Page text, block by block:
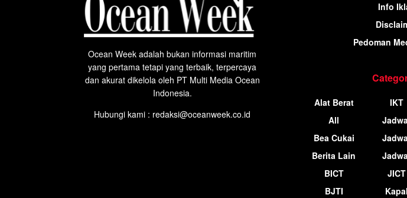
Ocean Week adalah bukan informasi maritim
yang pertama tetapi yang terbaik, terpercaya
dan akurat dikelola oleh PT Multi Media Ocean
Indonesia.
Hubungi kami : redaksi@oceanweek.co.id
Info
Pedoman
Alat Berat
All
Bea Cukai
Berita Lain
BICT
BJTI
IKT
JICT
Kapal